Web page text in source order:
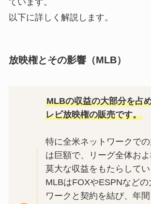
以下に詳しく解説します。
放映権とその影響（MLB）
MLBの収益の大部分を占
レビ放映権の販売です。
特に全米ネットワークで
は巨額で、リーグ全体お
莫大な収益をもたらしてい
MLBはFOXやESPNなどの
ワークと契約を結び、年